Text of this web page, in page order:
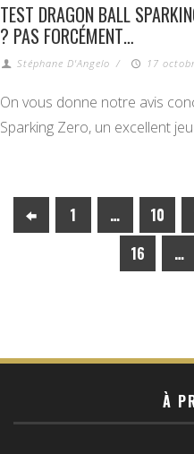
TEST DRAGON BALL
? PAS FORCÉMENT…
Stéphane D'Angelo / 17
On vous donne notre avis
Sparking Zero, un excellent
1 … 10
16
…
À